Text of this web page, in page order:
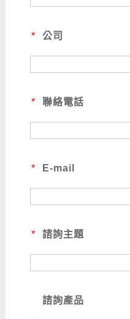
* 公司
* 聯絡電話
* E-mail
* 諮詢主題
諮詢產品